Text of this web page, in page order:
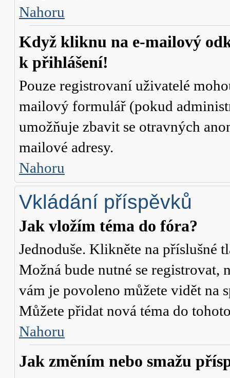
Nahoru
Když kliknu na e-mailový
k přihlášení!
Pouze registrovaní uživatelé
mailový formulář (pokud
umožňuje zbavit se otravných
mailové adresy.
Nahoru
Vkládání příspěvků
Jak vložím téma do fóra?
Jednoduše. Klikněte na příslušné
Možná bude nutné se registrovat,
vám je povoleno můžete vidět na
Můžete přidat nová téma do
Nahoru
Jak změním nebo smažu